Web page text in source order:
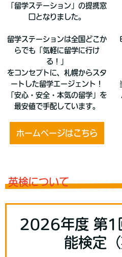
「留学ステーション」の提携窓
口となりました。
留学ステーションは全国どこか
らでも「気軽に留学に行け
る！」
をコンセプトに、札幌からスタ
ートした留学エージェント！
「安心・安全・本気の留学」を
最安値で手配しています。
ホームページはこちら
英検について
2026年度 第1
能検定（